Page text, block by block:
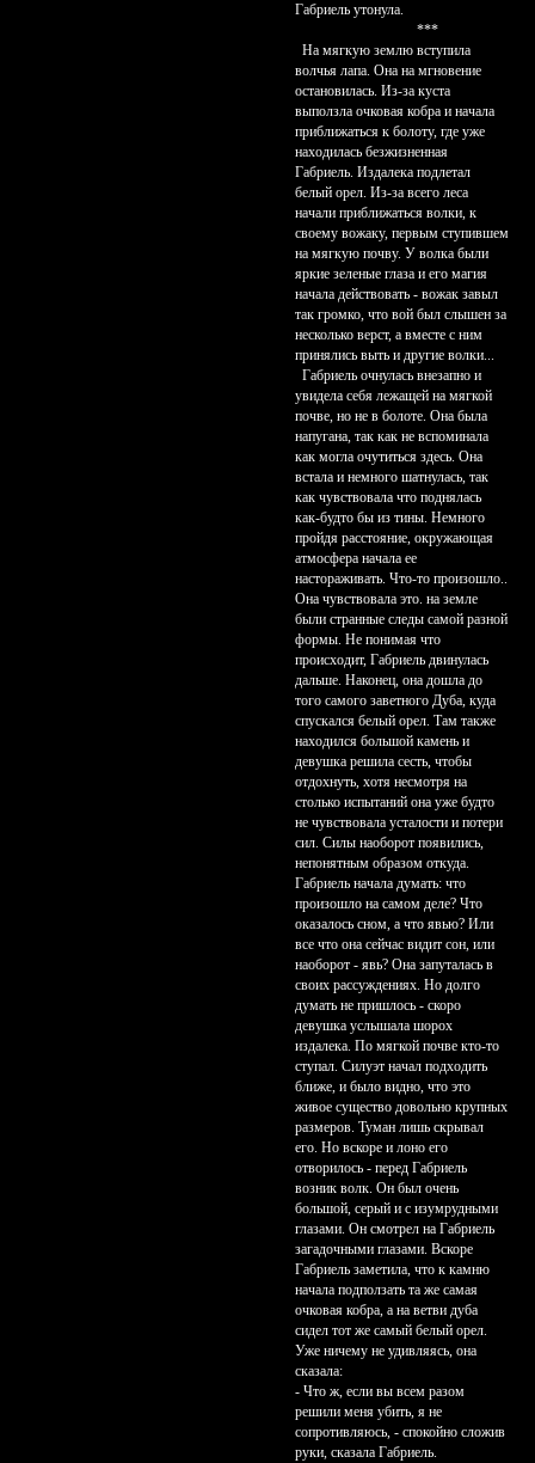
Габриель утонула.
***
На мягкую землю вступила
волчья лапа. Она на мгновение
остановилась. Из-за куста
выползла очковая кобра и начала
приближаться к болоту, где уже
находилась безжизненная
Габриель. Издалека подлетал
белый орел. Из-за всего леса
начали приближаться волки, к
своему вожаку, первым ступившем
на мягкую почву. У волка были
яркие зеленые глаза и его магия
начала действовать - вожак завыл
так громко, что вой был слышен за
несколько верст, а вместе с ним
принялись выть и другие волки...
Габриель очнулась внезапно и
увидела себя лежащей на мягкой
почве, но не в болоте. Она была
напугана, так как не вспоминала
как могла очутиться здесь. Она
встала и немного шатнулась, так
как чувствовала что поднялась
как-будто бы из тины. Немного
пройдя расстояние, окружающая
атмосфера начала ее
настораживать. Что-то произошло..
Она чувствовала это. на земле
были странные следы самой разной
формы. Не понимая что
происходит, Габриель двинулась
дальше. Наконец, она дошла до
того самого заветного Дуба, куда
спускался белый орел. Там также
находился большой камень и
девушка решила сесть, чтобы
отдохнуть, хотя несмотря на
столько испытаний она уже будто
не чувствовала усталости и потери
сил. Силы наоборот появились,
непонятным образом откуда.
Габриель начала думать: что
произошло на самом деле? Что
оказалось сном, а что явью? Или
все что она сейчас видит сон, или
наоборот - явь? Она запуталась в
своих рассуждениях. Но долго
думать не пришлось - скоро
девушка услышала шорох
издалека. По мягкой почве кто-то
ступал. Силуэт начал подходить
ближе, и было видно, что это
живое существо довольно крупных
размеров. Туман лишь скрывал
его. Но вскоре и лоно его
отворилось - перед Габриель
возник волк. Он был очень
большой, серый и с изумрудными
глазами. Он смотрел на Габриель
загадочными глазами. Вскоре
Габриель заметила, что к камню
начала подползать та же самая
очковая кобра, а на ветви дуба
сидел тот же самый белый орел.
Уже ничему не удивляясь, она
сказала:
- Что ж, если вы всем разом
решили меня убить, я не
сопротивляюсь, - спокойно сложив
руки, сказала Габриель.